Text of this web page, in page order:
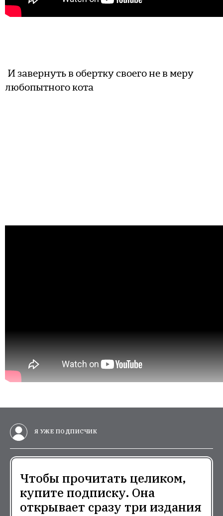
И завернуть в обертку своего не в меру
любопытного кота
Я УЖЕ ПОДПИСЧИК
Чтобы прочитать целиком,
купите подписку. Она
открывает сразу три издания